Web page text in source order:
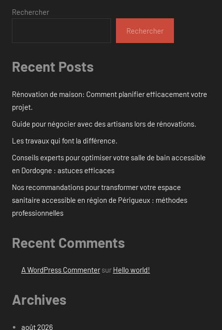
Rechercher
Rechercher
Recent Posts
Rénovation de maison: Comment planifier efficacement votre
projet.
Guide pour négocier avec des artisans lors de rénovations.
Les travaux qui font la différence.
Conseils experts pour optimiser votre salle de bain accessible
en Dordogne : astuces efficaces
Nos recommandations pour transformer votre espace
sanitaire accessible en région de Périgueux : méthodes
professionnelles
Recent Comments
A WordPress Commentersur Hello world!
Archives
août 2026